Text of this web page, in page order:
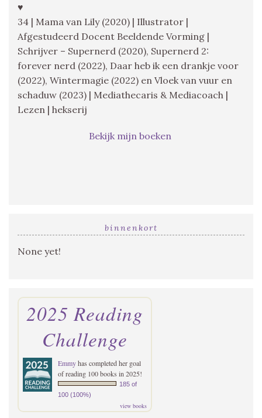
♥
34 | Mama van Lily (2020) | Illustrator |
Afgestudeerd Docent Beeldende Vorming |
Schrijver – Supernerd (2020), Supernerd 2:
forever nerd (2022), Daar heb ik een drankje voor
(2022), Wintermagie (2022) en Vloek van vuur en
schaduw (2023) | Mediathecaris & Mediacoach |
Lezen | hekserij
Bekijk mijn boeken
binnenkort
None yet!
2025 Reading
Challenge
Emmyhas completed her goal
of reading 100 books in 2025!
185 of
100 (100%)
view books